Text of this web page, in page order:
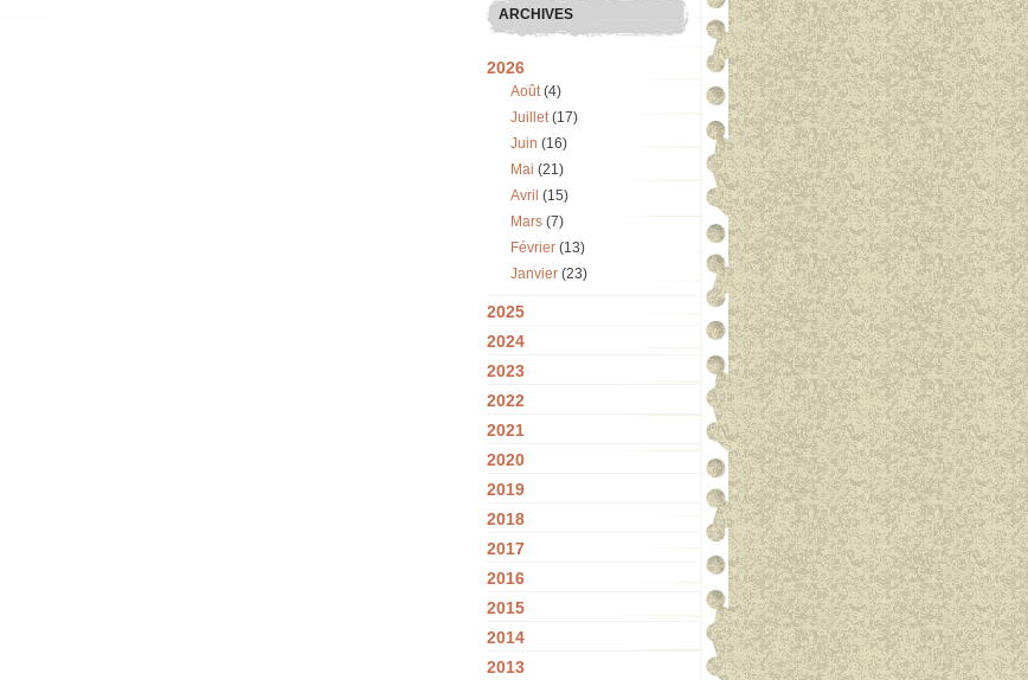
ARCHIVES
2026
Août(4)
Juillet(17)
Juin (16)
Mai (21)
Avril (15)
Mars (7)
Février (13)
Janvier (23)
2025
2024
2023
2022
2021
2020
2019
2018
2017
2016
2015
2014
2013